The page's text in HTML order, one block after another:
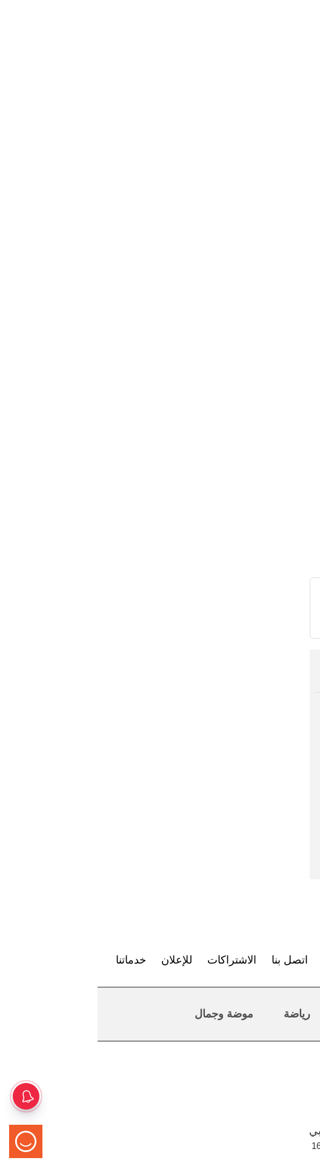
اتصل بنا الاشتراكات للإعلان خدماتنا
رياضة موضة وجمال